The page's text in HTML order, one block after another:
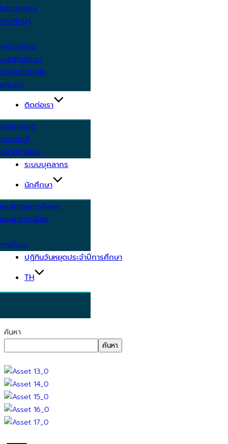
ส่วนบุคคล
ารศึกษา
หน่วยงาน
และกิจกรรม
าศในวิทยาลัย
กับเรา
ติดต่อเรา
อธิการบดี
คณะบดี
ฝ่ายการเงิน
ระบบบุคลากร
นักศึกษา
บชิงทุนการศึกษา
บผลการเรียน
รศึกษา
ปฏิทินวันหยุดประจำปีการศึกษา
TH
ค้นหา
ค้นหา